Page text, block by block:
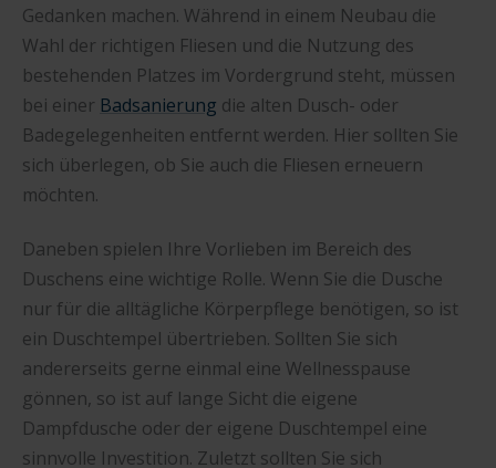
Gedanken machen. Während in einem Neubau die
Wahl der richtigen Fliesen und die Nutzung des
bestehenden Platzes im Vordergrund steht, müssen
bei einer Badsanierung die alten Dusch- oder
Badegelegenheiten entfernt werden. Hier sollten Sie
sich überlegen, ob Sie auch die Fliesen erneuern
möchten.
Daneben spielen Ihre Vorlieben im Bereich des
Duschens eine wichtige Rolle. Wenn Sie die Dusche
nur für die alltägliche Körperpflege benötigen, so ist
ein Duschtempel übertrieben. Sollten Sie sich
andererseits gerne einmal eine Wellnesspause
gönnen, so ist auf lange Sicht die eigene
Dampfdusche oder der eigene Duschtempel eine
sinnvolle Investition. Zuletzt sollten Sie sich